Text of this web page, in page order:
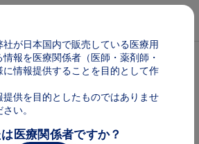
メインコンテンツに移動
が日本国内で販売している医療用
報を医療関係者（医師・薬剤師・
情報提供することを目的として作
供を目的としたものではありませ
い。
医療関係者ですか？